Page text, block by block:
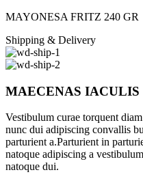
MAYONESA FRITZ 240 GR
Shipping & Delivery
MAECENAS IACULIS
Vestibulum curae torquent
nunc dui adipiscing convallis
parturient a.Parturient in
natoque adipiscing a
natoque dui.